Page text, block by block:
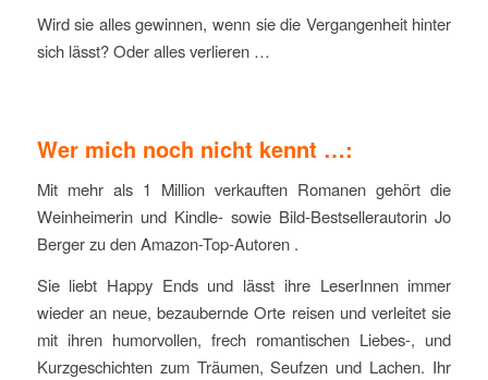
Wird sie alles gewinnen, wenn sie die Vergangenheit hinter
sich lässt? Oder alles verlieren …
Wer mich noch nicht kennt …:
Mit mehr als 1 Million verkauften Romanen gehört die
Weinheimerin und Kindle- sowie Bild-Bestsellerautorin Jo
Berger zu den Amazon-Top-Autoren .
Sie liebt Happy Ends und lässt ihre LeserInnen immer
wieder an neue, bezaubernde Orte reisen und verleitet sie
mit ihren humorvollen, frech romantischen Liebes-, und
Kurzgeschichten zum Träumen, Seufzen und Lachen. Ihr